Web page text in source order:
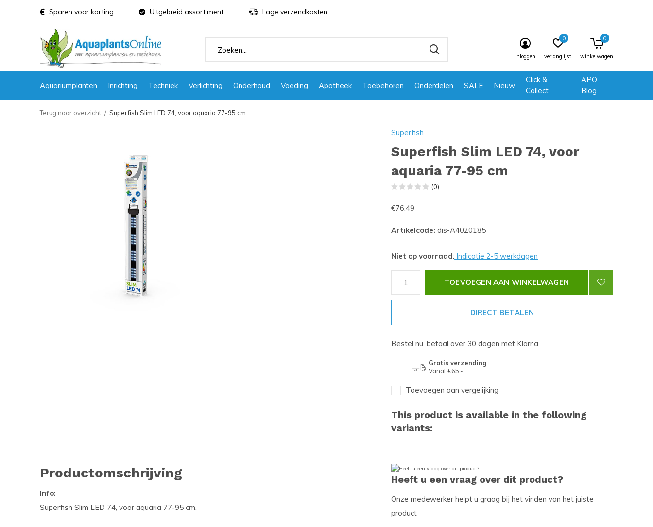
Aquariumplanten Inrichting Techniek Verlichting Onderhoud Voeding Apotheek Toebehoren Onderdelen SALE Nieuw
Click &
Collect
APO
Blog
inloggen verlanglijst
0
winkelwagen
0
Sparen voor korting Uitgebreid assortiment Lage verzendkosten
Terug naar overzicht Superfish Slim LED 74, voor aquaria 77-95 cm
Superfish
Superfish Slim LED 74, voor
aquaria 77-95 cm
(0)
€76,49
Artikelcode: dis-A4020185
Niet op voorraad: Indicatie 2-5 werkdagen
TOEVOEGEN AAN WINKELWAGEN
DIRECT BETALEN
Bestel nu, betaal over 30 dagen met Klarna
Gratis verzending
Vanaf €65,-
Toevoegen aan vergelijking
This product is available in the following
variants:
Productomschrijving
Info:
Superfish Slim LED 74, voor aquaria 77-95 cm.
Heeft u een vraag over dit product?
Onze medewerker helpt u graag bij het vinden van het juiste
product